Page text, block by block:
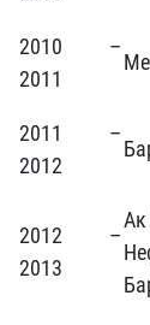
2010 –
2011
2011 –
2012
2012 –
2013